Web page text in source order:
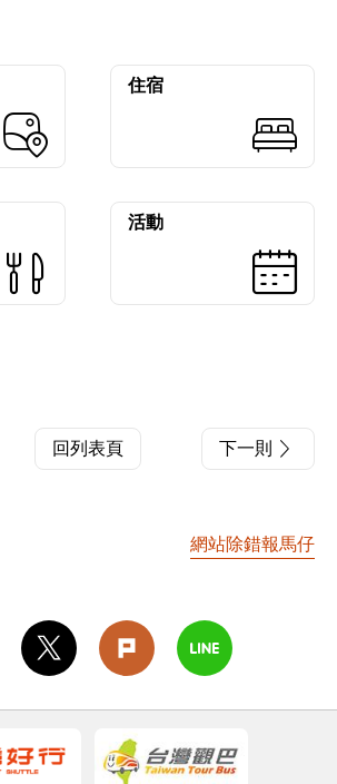
住宿
活動
回列表頁 下一則
網站除錯報馬仔